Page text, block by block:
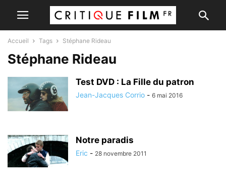
Accueil Tags Stéphane Rideau
Stéphane Rideau
Test DVD : La Fille du patron
Jean-Jacques Corrio - 6 mai 2016
Notre paradis
Eric - 28 novembre 2011